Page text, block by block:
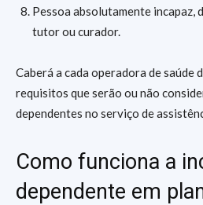
Pessoa absolutamente incapaz,
tutor ou curador.
Caberá a cada operadora de saúde
requisitos que serão ou não
dependentes no serviço de
Como funciona a
dependente em